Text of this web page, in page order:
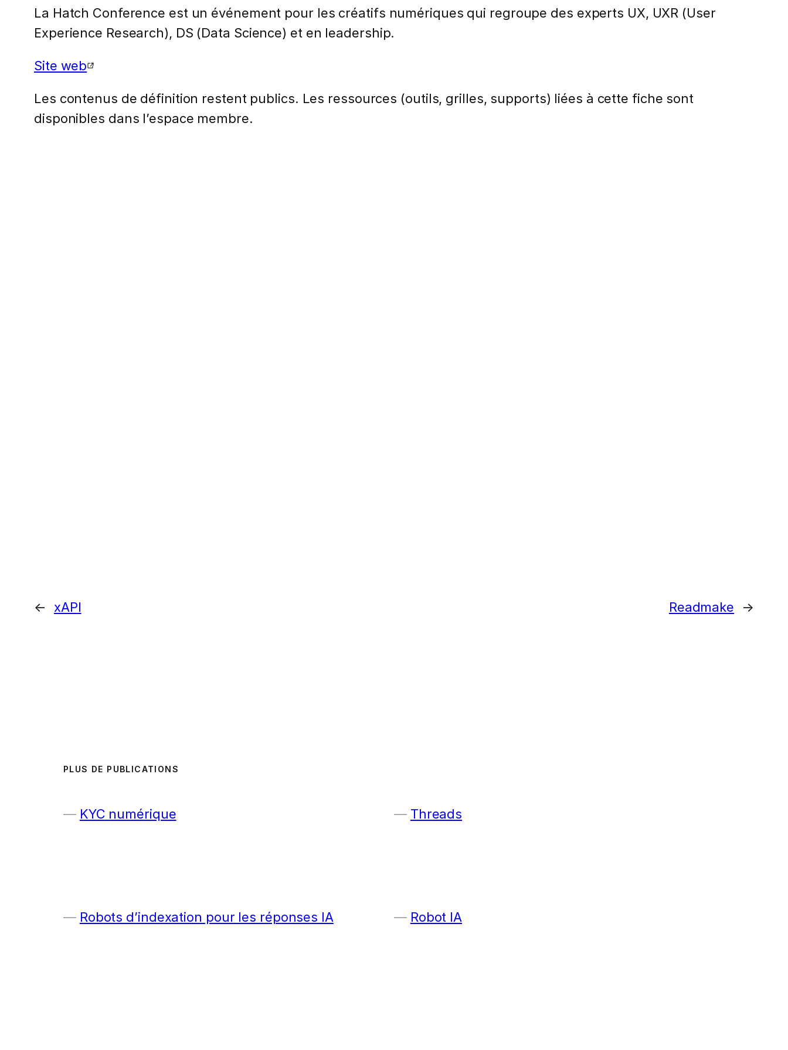
La Hatch Conference est un événement pour les créatifs numériques qui regroupe des experts UX, UXR (User
Experience Research), DS (Data Science) et en leadership.
Site web
Les contenus de définition restent publics. Les ressources (outils, grilles, supports) liées à cette fiche sont
disponibles dans l’espace membre.
← xAPI Readmake →
PLUS DE PUBLICATIONS
KYC numérique Threads
Robots d’indexation pour les réponses IA Robot IA